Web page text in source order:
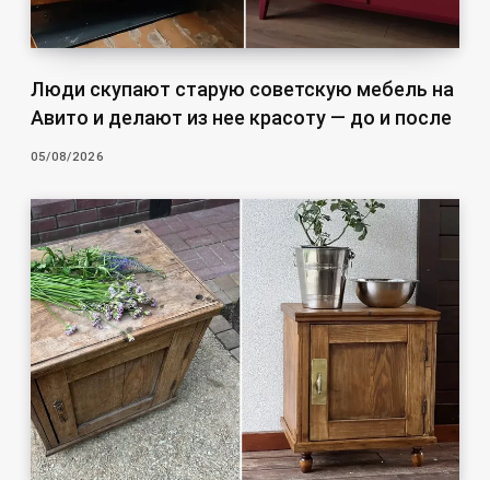
Люди скупают старую советскую мебель на
Авито и делают из нее красоту — до и после
05/08/2026